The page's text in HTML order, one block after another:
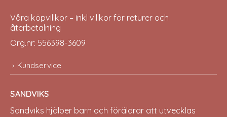
Våra köpvillkor – inkl villkor för returer och
återbetalning
Org.nr: 556398-3609
Kundservice
SANDVIKS
Sandviks hjälper barn och föräldrar att utvecklas